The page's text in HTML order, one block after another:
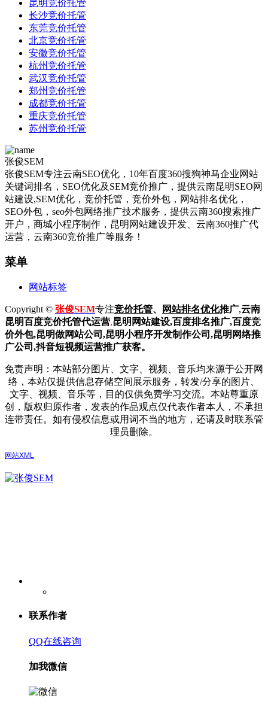
昆明竞价托管
长沙竞价托管
东莞竞价托管
北京竞价托管
安徽竞价托管
杭州竞价托管
武汉竞价托管
郑州竞价托管
成都竞价托管
重庆竞价托管
苏州竞价托管
张俊SEM
张俊SEM专注云南SEO优化，10年百度360搜狗神马企业网站
关键词排名，SEO优化及SEM竞价推广，提供云南昆明SEO网
站建设,SEM优化，竞价托管，竞价外包，网站排名优化，
SEO外包，seo外包网络推广技术服务，提供云南360搜索推广
开户，商城小程序制作，昆明网站建设开发、云南360推广代
运营，云南360竞价推广等服务！
菜单
网站标签
Copyright © 张俊SEM专注竞价托管、 网站排名优化推广,云南
昆明百度竞价托管代运营,昆明网站建设,百度排名推广,百度竞
价外包,昆明做网站公司,昆明小程序开发制作公司,昆明网络推
广公司,抖音短视频运营推广获客。
免责声明：本站部分图片、文字、视频、音乐均来源于公开网
络，本站仅提供信息存储空间展示服务，转发/分享的图片、
文字、视频、音乐等，目的仅供免费学习交流。本站尊重原
创，版权归原作者，发表的作品观点仅代表作者本人，不承担
连带责任。如有侵权信息或用词不当的地方，还请及时联系管
理员删除。
网站XML
联系作者
QQ在线咨询
加我微信